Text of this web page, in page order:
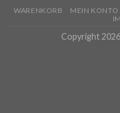
WARENKORB MEIN KONTO
Copyright